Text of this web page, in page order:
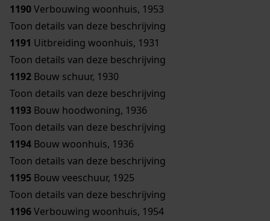
1190Verbouwing woonhuis, 1953
Toon details van deze beschrijving
1191 Uitbreiding woonhuis, 1931
Toon details van deze beschrijving
1192 Bouw schuur, 1930
Toon details van deze beschrijving
1193 Bouw hoodwoning, 1936
Toon details van deze beschrijving
1194 Bouw woonhuis, 1936
Toon details van deze beschrijving
1195 Bouw veeschuur, 1925
Toon details van deze beschrijving
1196Verbouwing woonhuis, 1954